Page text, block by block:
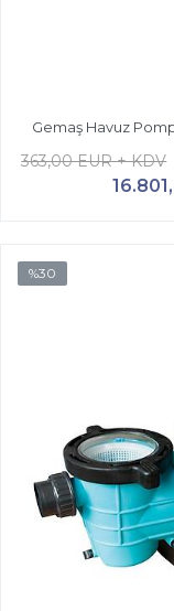
Gemaş Havuz
363,00 EUR + KDV
%30